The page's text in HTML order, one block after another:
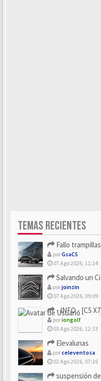
TEMAS RECIENTES
Fallo
porGsaC5
07 Ago 2026, 11:24
Salvando un Citroën
porjoinzin
07 Ago 2026, 09:09
- INFO - [C5 X7]:
poriongolf
03 Ago 2026, 12:33
Elevalunas
porceleventosa
02 Ago 2026, 07:26
suspensión